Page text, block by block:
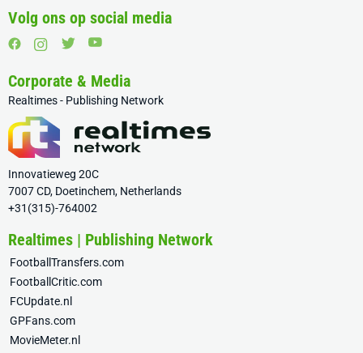
Volg ons op social media
Corporate & Media
Realtimes - Publishing Network
Innovatieweg 20C
7007 CD, Doetinchem, Netherlands
+31(315)-764002
Realtimes | Publishing Network
FootballTransfers.com
FootballCritic.com
FCUpdate.nl
GPFans.com
MovieMeter.nl